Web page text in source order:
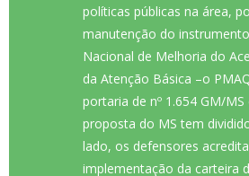
políticas públicas na área,
manutenção do
Nacional de Melhoria do
da Atenção Básica –o
portaria de nº 1.654 GM/
proposta do MS tem
lado, os defensores
implementação da carteira